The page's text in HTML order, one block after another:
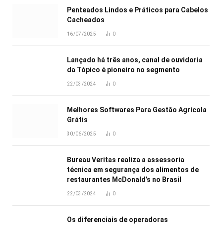
Penteados Lindos e Práticos para Cabelos
Cacheados
16/07/2025 0
Lançado há três anos, canal de ouvidoria
da Tópico é pioneiro no segmento
22/03/2024 0
Melhores Softwares Para Gestão Agrícola
Grátis
30/06/2025 0
Bureau Veritas realiza a assessoria
técnica em segurança dos alimentos de
restaurantes McDonald’s no Brasil
22/03/2024 0
Os diferenciais de operadoras